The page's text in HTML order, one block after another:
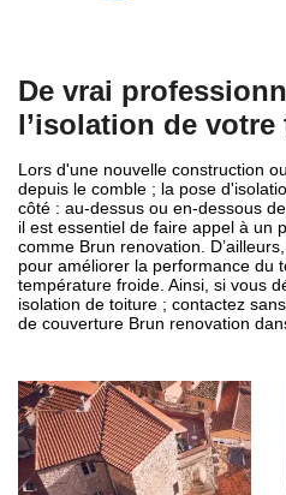
De vrai
l’isolation de votre
Lors d'une nouvelle construction
depuis le comble ; la pose
côté : au-dessus ou en-dessous
il est essentiel de faire appel à un
comme Brun renovation.
pour améliorer la performance du
température froide. Ainsi, si vous
isolation de toiture ; contactez
de couverture Brun renovation